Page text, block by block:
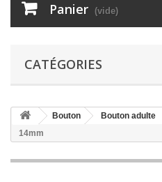
Panier (vide)
CATÉGORIES
Bouton Bouton adulte
14mm